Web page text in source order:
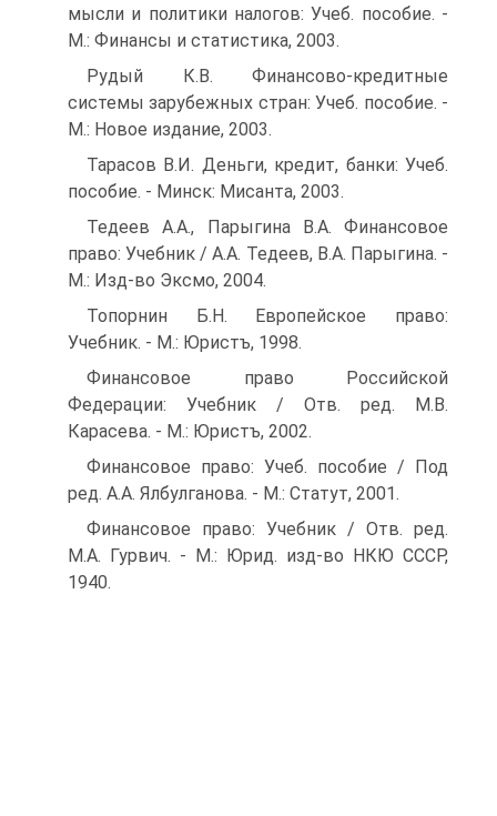
мысли и политики налогов: Учеб. пособие. -
М.: Финансы и статистика, 2003.
Рудый К.В. Финансово-кредитные
системы зарубежных стран: Учеб. пособие. -
М.: Новое издание, 2003.
Тарасов В.И. Деньги, кредит, банки: Учеб.
пособие. - Минск: Мисанта, 2003.
Тедеев А.А., Парыгина В.А. Финансовое
право: Учебник / А.А. Тедеев, В.А. Парыгина. -
М.: Изд-во Эксмо, 2004.
Топорнин Б.Н. Европейское право:
Учебник. - М.: Юристъ, 1998.
Финансовое право Российской
Федерации: Учебник / Отв. ред. М.В.
Карасева. - М.: Юристъ, 2002.
Финансовое право: Учеб. пособие / Под
ред. А.А. Ялбулганова. - М.: Статут, 2001.
Финансовое право: Учебник / Отв. ред.
М.А. Гурвич. - М.: Юрид. изд-во НКЮ СССР,
1940.